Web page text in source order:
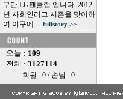
구단 LG팬클럽 입니다. 2012
년 사회인리그 시즌을 맞이하
여 야구에 ... fullstory >>
회원 : 0 / 손님 : 0